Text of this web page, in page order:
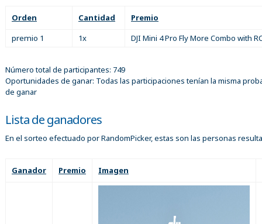
Orden Cantidad
Premio
premio 1
1x DJI Mini 4 Pro Fly More Combo with
Número total de participantes: 749
Oportunidades de ganar: Todas las participaciones tenían la misma
de ganar
Lista de ganadores
En el sorteo efectuado por RandomPicker, estas son las personas
Ganador Premio Imagen